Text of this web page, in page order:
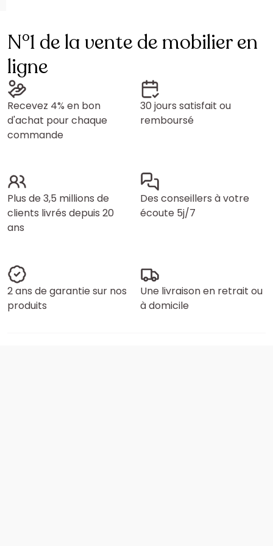
N°1 de la vente de mobilier en
ligne
Recevez 4% en bon
d'achat pour chaque
commande
30 jours satisfait ou
remboursé
Plus de 3,5 millions de
clients livrés depuis 20
ans
Des conseillers à votre
écoute 5j/7
2 ans de garantie sur nos
produits
Une livraison en retrait ou
à domicile